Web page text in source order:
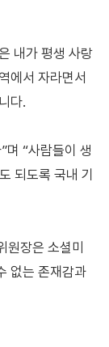
내가 평생 사랑
에서 자라면서
다.
며 “사람들이 생
되도록 국내 기
원장은 소셜미
없는 존재감과